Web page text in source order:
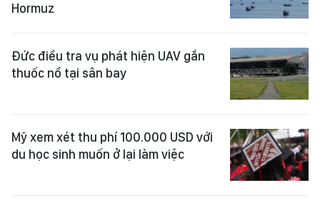
Hormuz
Đức điều tra vụ phát hiện UAV gắn
thuốc nổ tại sân bay
Mỹ xem xét thu phí 100.000 USD với
du học sinh muốn ở lại làm việc